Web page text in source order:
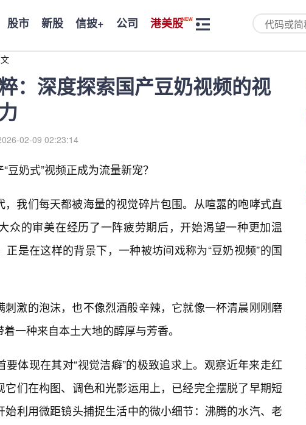
股市 新股 信披+ 公司 港美股
：深度探索国产豆奶视频的视
02-09 02:23:14
豆奶式”视频正成为流量新宠？
我们每天都被海量的视觉碎片包围。从喧嚣的咆哮式直
众的审美在经历了一阵疲劳期后，开始渴望一种更加温
是在这样的背景下，一种被坊间戏称为“豆奶视频”的国
刺激的泡沫，也不像烈酒般辛辣，它就像一杯清晨刚刚磨
一种来自本土大地的醇厚与芳香。
体现在其对“视觉洁癖”的极致追求上。观察近年来走红
们在构图、调色和光影运用上，已经完全摆脱了早期短
利用微距镜头捕捉生活中的微小细节：沸腾的水汽、老